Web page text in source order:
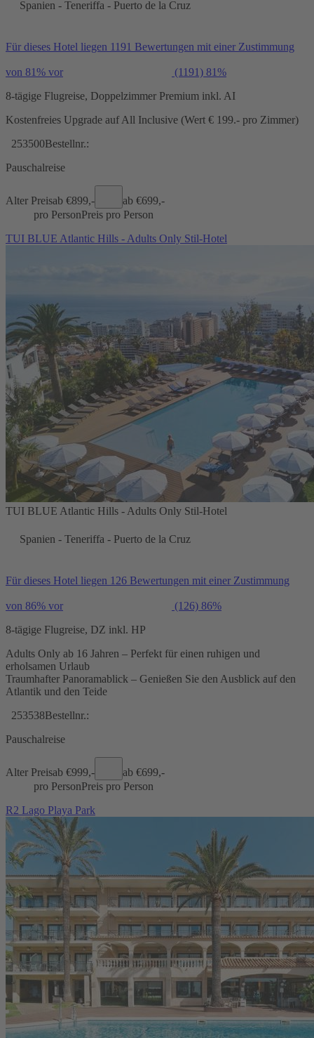
Spanien - Teneriffa - Puerto de la Cruz
Für dieses Hotel liegen 1191 Bewertungen mit einer Zustimmung
von 81% vor (1191) 81%
8-tägige Flugreise, Doppelzimmer Premium inkl. AI
Kostenfreies Upgrade auf All Inclusive (Wert € 199.- pro Zimmer)
253500Bestellnr.:
Pauschalreise
Alter Preisab €899,- ab €699,-
pro PersonPreis pro Person
TUI BLUE Atlantic Hills - Adults Only Stil-Hotel
TUI BLUE Atlantic Hills - Adults Only Stil-Hotel
Spanien - Teneriffa - Puerto de la Cruz
Für dieses Hotel liegen 126 Bewertungen mit einer Zustimmung
von 86% vor (126) 86%
8-tägige Flugreise, DZ inkl. HP
Adults Only ab 16 Jahren – Perfekt für einen ruhigen und
erholsamen Urlaub
Traumhafter Panoramablick – Genießen Sie den Ausblick auf den
Atlantik und den Teide
253538Bestellnr.:
Pauschalreise
Alter Preisab €999,- ab €699,-
pro PersonPreis pro Person
R2 Lago Playa Park